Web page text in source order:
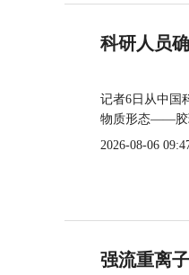
科研人员
记者6日从中国
物质形态——胶
2026-08-06
强流重离